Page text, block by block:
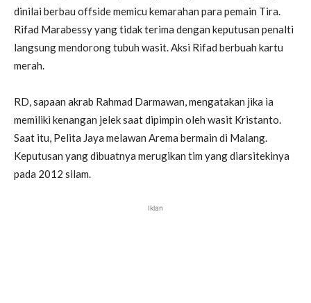
dinilai berbau offside memicu kemarahan para pemain Tira.
Rifad Marabessy yang tidak terima dengan keputusan penalti
langsung mendorong tubuh wasit. Aksi Rifad berbuah kartu
merah.
RD, sapaan akrab Rahmad Darmawan, mengatakan jika ia
memiliki kenangan jelek saat dipimpin oleh wasit Kristanto.
Saat itu, Pelita Jaya melawan Arema bermain di Malang.
Keputusan yang dibuatnya merugikan tim yang diarsitekinya
pada 2012 silam.
Iklan